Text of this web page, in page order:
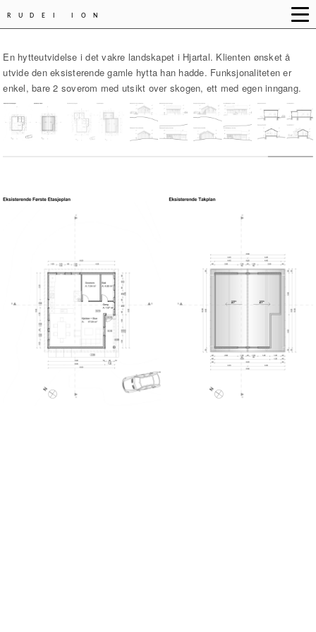
RUDEI ION
En hytteutvidelse i det vakre landskapet i Hjartal. Klienten ønsket å
utvide den eksisterende gamle hytta han hadde. Funksjonaliteten er
enkel, bare 2 soverom med utsikt over skogen, ett med egen inngang.